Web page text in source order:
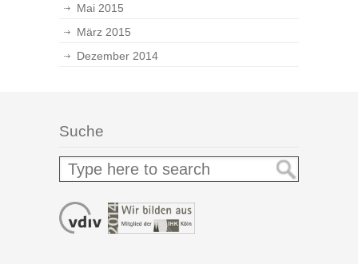
Mai 2015
März 2015
Dezember 2014
Suche